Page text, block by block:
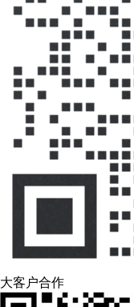
大客户合作